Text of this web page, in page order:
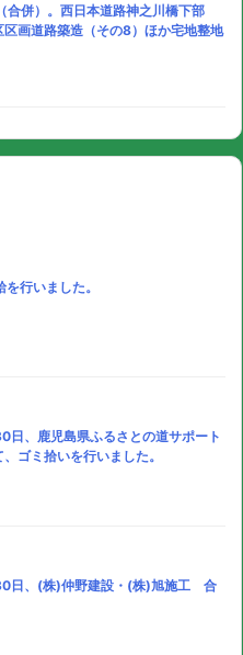
合併）。西日本道路神之川橋下部
区画道路築造（その8）ほか宅地整地
行いました。
、鹿児島県ふるさとの道サポート
ゴミ拾いを行いました。
日、(株)仲野建設・(株)旭施工 合